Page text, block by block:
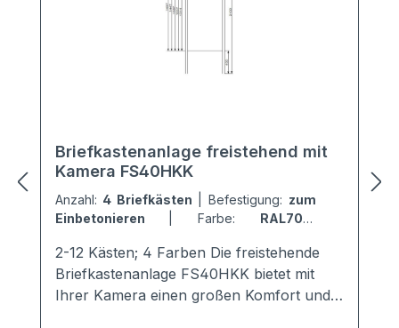
Briefkastenanlage freistehend mit
Kamera FS40HKK
Anzahl: 4 Briefkästen Befestigung: zum
Einbetonieren
Farbe: RAL7016
2-12 Kästen; 4 Farben Die freistehende
Briefkastenanlage FS40HKK bietet mit
Ihrer Kamera einen großen Komfort und